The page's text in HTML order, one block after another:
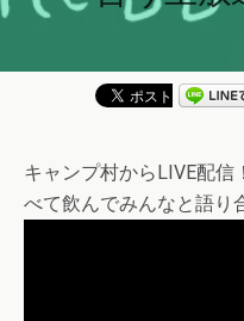
キャンプ村からLIVE配
べて飲んでみんなと語り